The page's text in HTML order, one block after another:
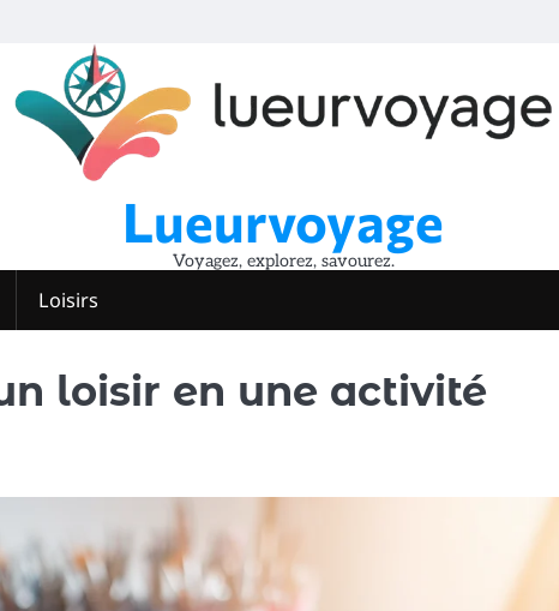
Lueurvoyage
Voyagez, explorez, savourez.
Loisirs
loisir en une activité